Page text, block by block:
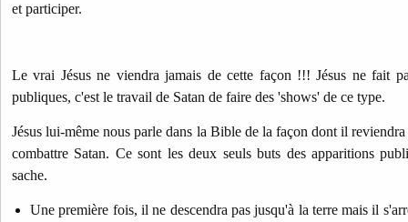
et participer.
Le vrai Jésus ne viendra jamais de cette façon !!! Jésus ne fait
publiques, c'est le travail de Satan de faire des 'shows' de ce type.
Jésus lui-même nous parle dans la Bible de la façon dont il
combattre Satan. Ce sont les deux seuls buts des apparitions
sache.
Une première fois, il ne descendra pas jusqu'à la terre mais il